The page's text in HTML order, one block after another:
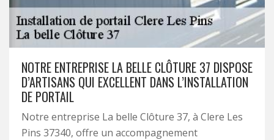
NOTRE ENTREPRISE LA BELLE CLÔTURE 37 DISPOSE
D’ARTISANS QUI EXCELLENT DANS L’INSTALLATION
DE PORTAIL
Notre entreprise La belle Clôture 37, à Clere Les
Pins 37340, offre un accompagnement